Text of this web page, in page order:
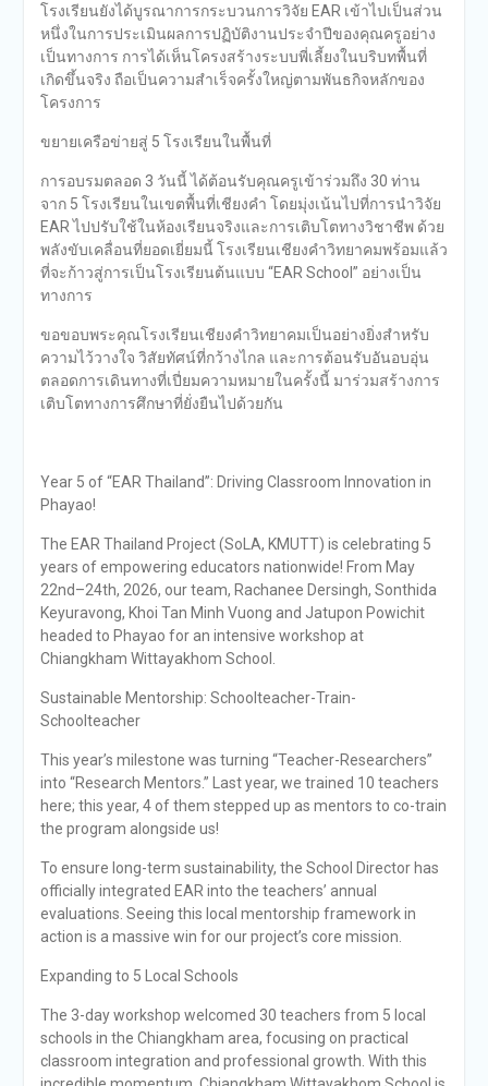
โรงเรียนยังได้บูรณาการกระบวนการวิจัย EAR เข้าไปเป็นส่วน
หนึ่งในการประเมินผลการปฏิบัติงานประจำปีของคุณครูอย่าง
เป็นทางการ การได้เห็นโครงสร้างระบบพี่เลี้ยงในบริบทพื้นที่
เกิดขึ้นจริง ถือเป็นความสำเร็จครั้งใหญ่ตามพันธกิจหลักของ
โครงการ
ขยายเครือข่ายสู่ 5 โรงเรียนในพื้นที่
การอบรมตลอด 3 วันนี้ ได้ต้อนรับคุณครูเข้าร่วมถึง 30 ท่าน
จาก 5 โรงเรียนในเขตพื้นที่เชียงคำ โดยมุ่งเน้นไปที่การนำวิจัย
EAR ไปปรับใช้ในห้องเรียนจริงและการเติบโตทางวิชาชีพ ด้วย
พลังขับเคลื่อนที่ยอดเยี่ยมนี้ โรงเรียนเชียงคำวิทยาคมพร้อมแล้ว
ที่จะก้าวสู่การเป็นโรงเรียนต้นแบบ “EAR School” อย่างเป็น
ทางการ
ขอขอบพระคุณโรงเรียนเชียงคำวิทยาคมเป็นอย่างยิ่งสำหรับ
ความไว้วางใจ วิสัยทัศน์ที่กว้างไกล และการต้อนรับอันอบอุ่น
ตลอดการเดินทางที่เปี่ยมความหมายในครั้งนี้ มาร่วมสร้างการ
เติบโตทางการศึกษาที่ยั่งยืนไปด้วยกัน
Year 5 of “EAR Thailand”: Driving Classroom Innovation in
Phayao!
The EAR Thailand Project (SoLA, KMUTT) is celebrating 5
years of empowering educators nationwide! From May
22nd–24th, 2026, our team, Rachanee Dersingh, Sonthida
Keyuravong, Khoi Tan Minh Vuong and Jatupon Powichit
headed to Phayao for an intensive workshop at
Chiangkham Wittayakhom School.
Sustainable Mentorship: Schoolteacher-Train-
Schoolteacher
This year’s milestone was turning “Teacher-Researchers”
into “Research Mentors.” Last year, we trained 10 teachers
here; this year, 4 of them stepped up as mentors to co-train
the program alongside us!
To ensure long-term sustainability, the School Director has
officially integrated EAR into the teachers’ annual
evaluations. Seeing this local mentorship framework in
action is a massive win for our project’s core mission.
Expanding to 5 Local Schools
The 3-day workshop welcomed 30 teachers from 5 local
schools in the Chiangkham area, focusing on practical
classroom integration and professional growth. With this